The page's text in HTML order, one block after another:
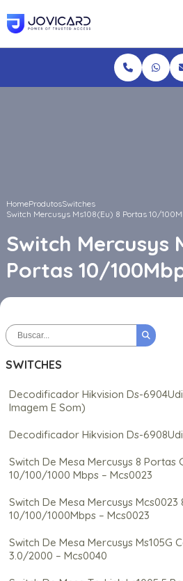
HomeProdutosSwitches
Switch Mercusys Ms108(Eu) 8 Portas 10/
Switch Mercusys
Portas 10/
SWITCHES
Decodificador Hikvision Ds-
Imagem E Som)
Decodificador Hikvision Ds-
Switch De Mesa Mercusys 8 Portas
10/100/1000 Mbps – Mcs0023
Switch De Mesa Mercusys
10/100/1000Mbps – Mcs0023
Switch De Mesa Mercusys Ms105G
3.0/2000 – Mcs0040